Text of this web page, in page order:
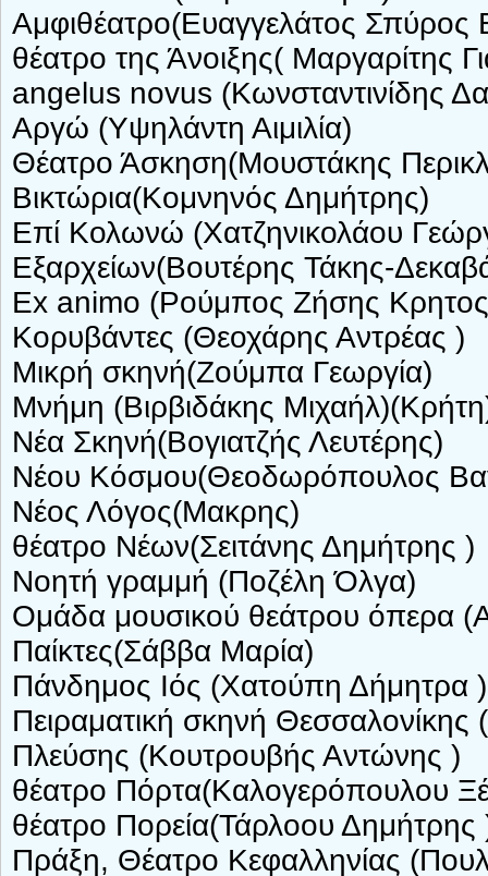
Αμφιθέατρο(Ευαγγελάτος Σπύρος
θέατρο της Άνοιξης( Μαργαρίτης
angelus novus (Κωνσταντινίδης
Αργώ (Υψηλάντη Αιμιλία)
Θέατρο Άσκηση(Μουστάκης
Βικτώρια(Κομνηνός Δημήτρης)
Επί Κολωνώ (Χατζηνικολάου
Εξαρχείων(Βουτέρης Τάκης-
Ex animo (Ρούμπος Ζήσης
Κορυβάντες (Θεοχάρης Αντρέας )
Μικρή σκηνή(Ζούμπα Γεωργία)
Μνήμη (Βιρβιδάκης
Νέα Σκηνή(Βογιατζής Λευτέρης)
Νέου Κόσμου(Θεοδωρόπουλος
Νέος Λόγος(Μακρης)
θέατρο Νέων(Σειτάνης Δημήτρης )
Νοητή γραμμή (Ποζέλη Όλγα)
Ομάδα μουσικού θεάτρου όπερα
Παίκτες(Σάββα Μαρία)
Πάνδημος Ιός (Χατούπη Δήμητρα )
Πειραματική σκηνή
Πλεύσης (Κουτρουβής Αντώνης )
θέατρο Πόρτα(Καλογερόπουλου
θέατρο Πορεία(Τάρλοου Δημήτρης
Πράξη, Θέατρο Κεφαλληνίας